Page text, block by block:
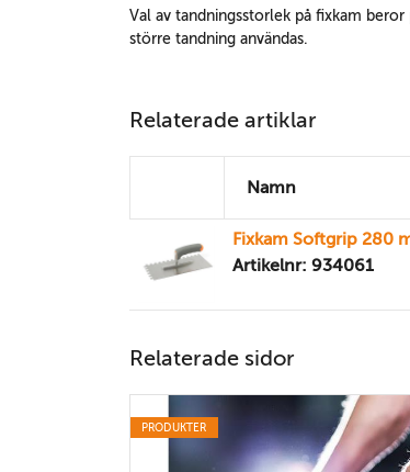
Val av tandningsstorlek på fixkam
större tandning användas.
Relaterade artiklar
Namn
Fixkam Softgrip 280
Artikelnr: 934061
Relaterade sidor
PRODUKTER